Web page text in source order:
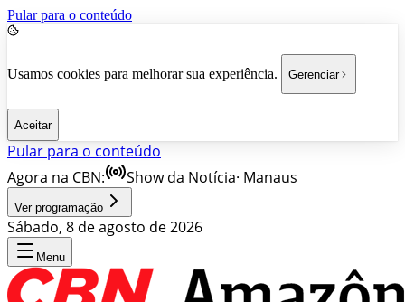
Pular para o conteúdo
Usamos cookies para melhorar sua experiência. Gerenciar
Aceitar
Pular para o conteúdo
Agora na CBN:
Show da Notícia· Manaus
Ver programação
Sábado, 8 de agosto de 2026
Menu